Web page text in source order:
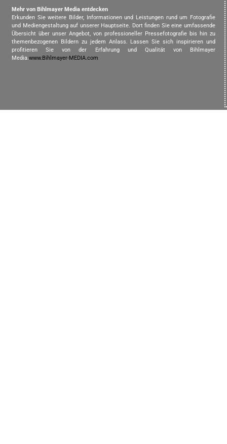
Mehr von Bihlmayer Media entdecken
Erkunden Sie weitere Bilder, Informationen und Leistungen rund um Fotografie
und Mediengestaltung auf unserer Hauptseite. Dort finden Sie eine umfassende
Übersicht über unser Angebot, von professioneller Pressefotografie bis hin zu
themenbezogenen Bildern zu jedem Anlass. Lassen Sie sich inspirieren und
profitieren Sie von der Erfahrung und Qualität von Bihlmayer
Media.www.Bihlmayer-MEDIA.com